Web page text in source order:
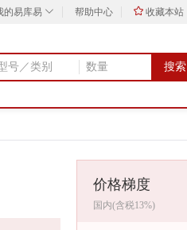
的易库易 帮助中心 收藏本站
搜索
价格梯度
国内(含税13%)